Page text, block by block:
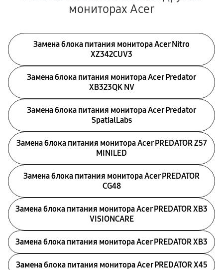
мониторах Acer
Замена блока питания монитора Acer Nitro
XZ342CUV3
Замена блока питания монитора Acer Predator
XB323QK NV
Замена блока питания монитора Acer Predator
SpatialLabs
Замена блока питания монитора Acer PREDATOR Z57
MINILED
Замена блока питания монитора Acer PREDATOR
CG48
Замена блока питания монитора Acer PREDATOR XB3
VISIONCARE
Замена блока питания монитора Acer PREDATOR XB3
Замена блока питания монитора Acer PREDATOR X45